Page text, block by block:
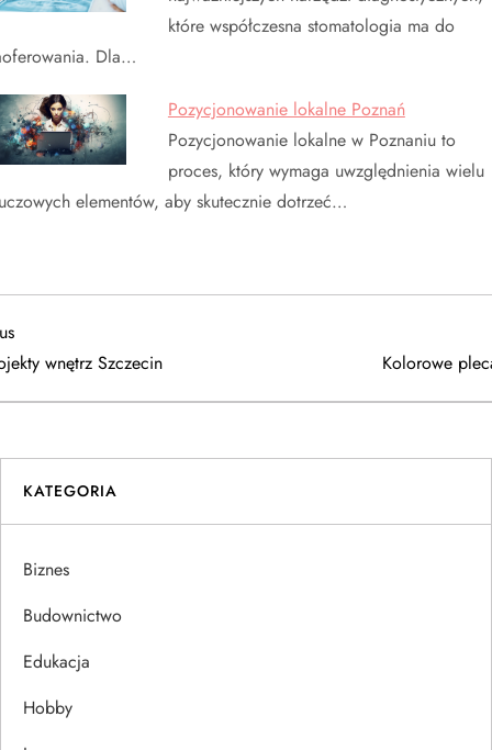
które współczesna stomatologia ma do
Dla…
Pozycjonowanie lokalne Poznań
Pozycjonowanie lokalne w Poznaniu to
proces, który wymaga uwzględnienia wielu
elementów, aby skutecznie dotrzeć…
wnętrz Szczecin
Kolorowe
KATEGORIA
Biznes
Budownictwo
Edukacja
Hobby